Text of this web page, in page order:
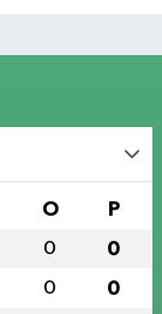
O P
0 0
0 0